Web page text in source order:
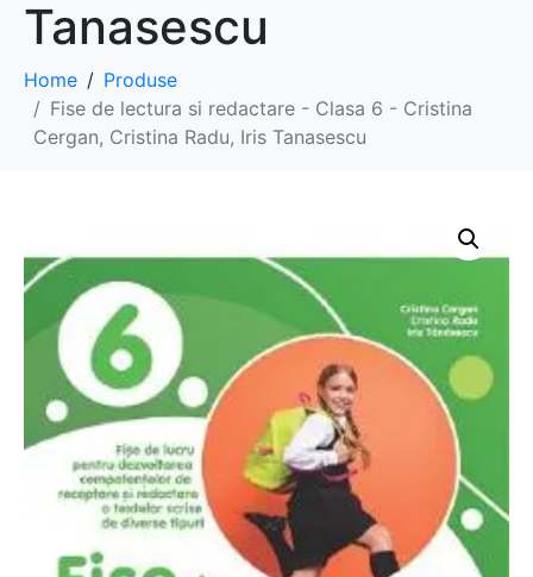
Tanasescu
Home
Produse
Fise de lectura si redactare - Clasa 6 - Cristina
Cergan, Cristina Radu, Iris Tanasescu